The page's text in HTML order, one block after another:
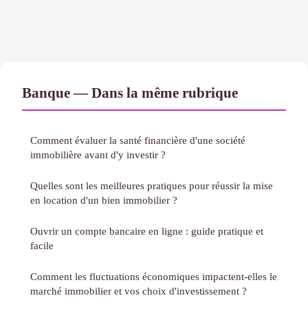
Banque — Dans la même rubrique
Comment évaluer la santé financière d'une société
immobilière avant d'y investir ?
Quelles sont les meilleures pratiques pour réussir la mise
en location d'un bien immobilier ?
Ouvrir un compte bancaire en ligne : guide pratique et
facile
Comment les fluctuations économiques impactent-elles le
marché immobilier et vos choix d'investissement ?